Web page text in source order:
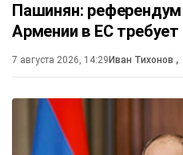
Пашинян: референдум
Армении в ЕС
7 августа 2026, 14:29 Иван Тихонов ,